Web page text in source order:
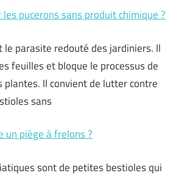
pucerons sans produit chimique ?
le parasite redouté des jardiniers. Il
feuilles et bloque le processus de
plantes. Il convient de lutter contre
sans
un piège à frelons ?
sont de petites bestioles qui